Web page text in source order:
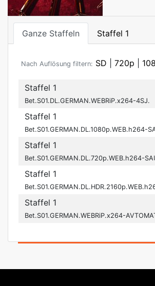
Ganze Staffeln Staffel 1
Nach Auflösung filtern: SD 720p
Staffel 1
Bet.S01.DL.GERMAN.WEBRiP.x264-4SJ.
Staffel 1
Bet.S01.GERMAN.DL.1080p.WEB.h264-
Staffel 1
Bet.S01.GERMAN.DL.720p.WEB.h264-
Staffel 1
Staffel 1
Bet.S01.GERMAN.WEBRiP.x264-